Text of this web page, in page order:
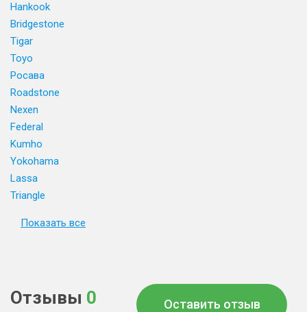
Hankook
Bridgestone
Tigar
Toyo
Росава
Roadstone
Nexen
Federal
Kumho
Yokohama
Lassa
Triangle
Показать все
Отзывы 0 Оставить отзыв